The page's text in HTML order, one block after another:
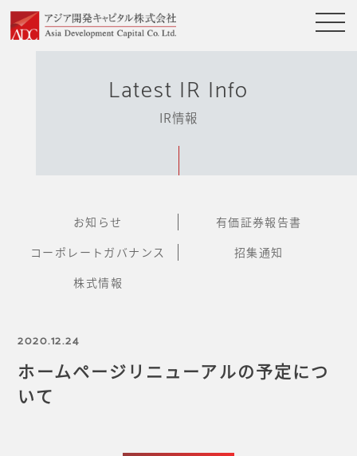
Latest IR Info
IR情報
お知らせ
有価証券報告書
コーポレートガバナンス
招集通知
株式情報
2020.12.24
ホームページリニューアルの予定につ
いて